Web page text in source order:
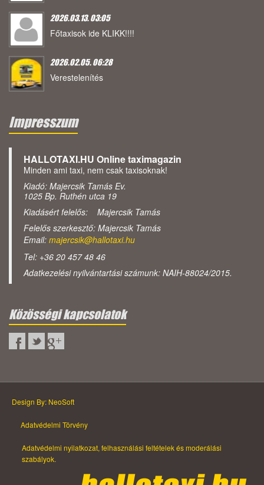
2026.03.13. 03:05
Főtaxisok ide KLIKK!!!!
2026.02.05. 06:28
Verestelenítés
Impresszum
HALLOTAXI.HU Online taximagazin
Minden ami taxi, nem csak taxisoknak!
Kiadó: Majercsik Tamás Ev.
1025 Bp. Ruthén utca 19
Kiadásért felelős: Majercsik Tamás
Felelős szerkesztő: Majercsik Tamás
Email: majercsik@hallotaxi.hu
Tel: +36 20 457 48 46
Adatkezelési nyilvántartási számunk: NAIH-88024/2015.
Közösségi kapcsolatok
Design By: NeoSoft
Adatvédelmi Törvény
Adatvédelmi nyilatkozat, felhasználási feltételek és moderálási
szabályok.